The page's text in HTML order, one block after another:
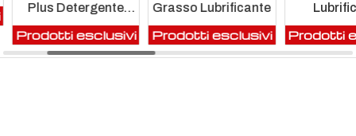
Plus Detergente
Sgrassante Pulente
Prodotti esclusivi
Grasso Lubrificante
Prodotti esclusivi Prodotti